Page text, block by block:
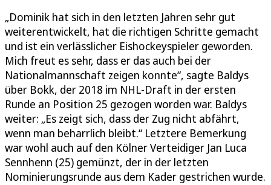
„Dominik hat sich in den letzten Jahren sehr gut
weiterentwickelt, hat die richtigen Schritte gemacht
und ist ein verlässlicher Eishockeyspieler geworden.
Mich freut es sehr, dass er das auch bei der
Nationalmannschaft zeigen konnte“, sagte Baldys
über Bokk, der 2018 im NHL-Draft in der ersten
Runde an Position 25 gezogen worden war. Baldys
weiter: „Es zeigt sich, dass der Zug nicht abfährt,
wenn man beharrlich bleibt.“ Letztere Bemerkung
war wohl auch auf den Kölner Verteidiger Jan Luca
Sennhenn (25) gemünzt, der in der letzten
Nominierungsrunde aus dem Kader gestrichen wurde.